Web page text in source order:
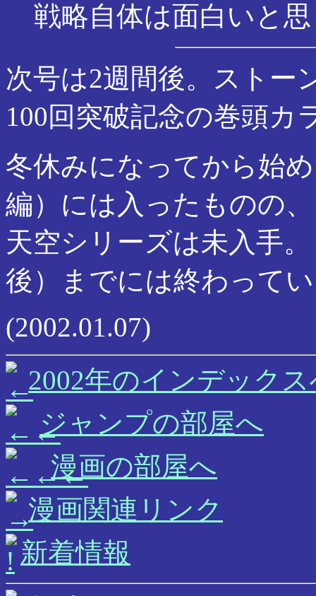
戦略自体は面白いと
次号は2週間後。ストー
100回突破記念の巻頭カ
冬休みになってから始
編）には入ったものの
天空シリーズは未入手
後）までには終わって
(2002.01.07)
2002年のインデック
ジャンプの部屋へ
漫画の部屋へ
漫画関連リンク
新着情報